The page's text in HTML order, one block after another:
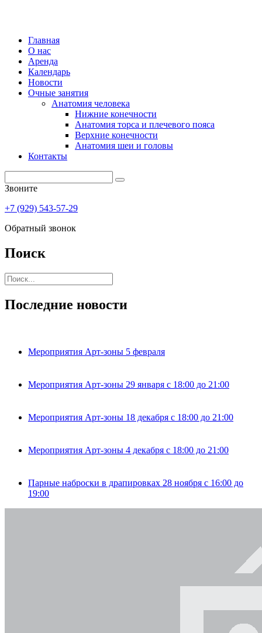
Главная
О нас
Аренда
Календарь
Новости
Очные занятия
Анатомия человека
Нижние конечности
Анатомия торса и плечевого пояса
Верхние конечности
Анатомия шеи и головы
Контакты
Звоните
+7 (929) 543-57-29
Обратный звонок
Поиск
Последние новости
Мероприятия Арт-зоны 5 февраля
Мероприятия Арт-зоны 29 января с 18:00 до 21:00
Мероприятия Арт-зоны 18 декабря с 18:00 до 21:00
Мероприятия Арт-зоны 4 декабря с 18:00 до 21:00
Парные наброски в драпировках 28 ноября с 16:00 до
19:00